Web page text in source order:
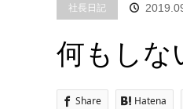
社長日記
何もしな
Share Hatena